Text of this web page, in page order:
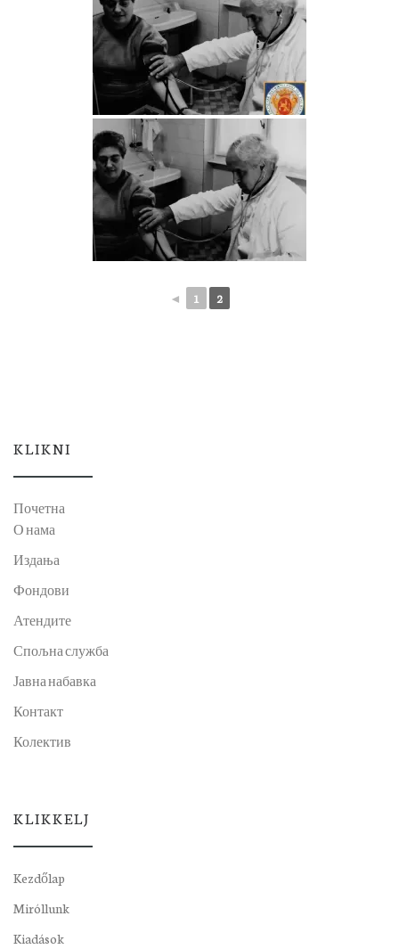
◄ 1 2
KLIKNI
Почетна
О нама
Издања
Фондови
Атендите
Спољна служба
Јавна набавка
Контакт
Колектив
KLIKKELJ
Kezdőlap
Miróllunk
Kiadások